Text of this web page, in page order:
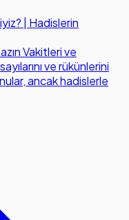
| Hadislerin
Vakitleri ve
ve rükünlerini
ancak hadislerle